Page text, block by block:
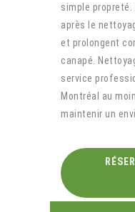
simple
après le
et prolongent
canapé.
service
Montréal au
maintenir un